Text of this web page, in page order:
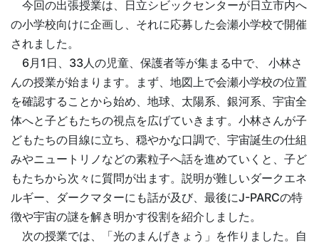
今回の出張授業は、日立シビックセンターが日立市内へ
の小学校向けに企画し、それに応募した会瀬小学校で開催
されました。
6月1日、33人の児童、保護者等が集まる中で、 小林さ
んの授業が始まります。まず、地図上で会瀬小学校の位置
を確認することから始め、地球、太陽系、銀河系、宇宙全
体へと子どもたちの視点を広げていきます。小林さんが子
どもたちの目線に立ち、穏やかな口調で、宇宙誕生の仕組
みやニュートリノなどの素粒子へ話を進めていくと、子ど
もたちから次々に質問が出ます。説明が難しいダークエネ
ルギー、ダークマターにも話が及び、最後にJ-PARCの特
徴や宇宙の謎を解き明かす役割を紹介しました。
次の授業では、「光のまんげきょう」を作りました。自